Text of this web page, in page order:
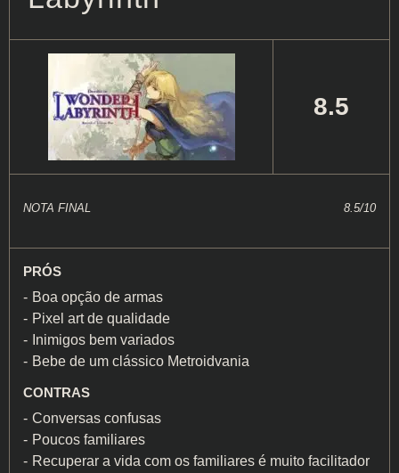
8.5
NOTA FINAL 8.5/10
PRÓS
Boa opção de armas
Pixel art de qualidade
Inimigos bem variados
Bebe de um clássico Metroidvania
CONTRAS
Conversas confusas
Poucos familiares
Recuperar a vida com os familiares é muito facilitador